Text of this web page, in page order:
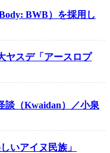
BWB）を採用し
ヤスデ「アースロプ
談（Kwaidan）／小泉
いアイヌ民族」